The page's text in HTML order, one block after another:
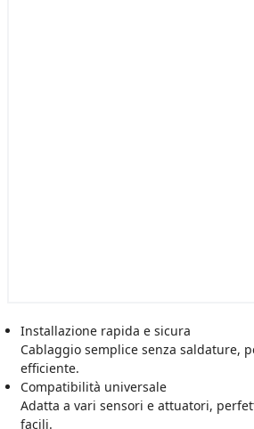
Installazione rapida e sicura
Cablaggio semplice senza saldature,
efficiente.
Compatibilità universale
Adatta a vari sensori e attuatori,
facili.